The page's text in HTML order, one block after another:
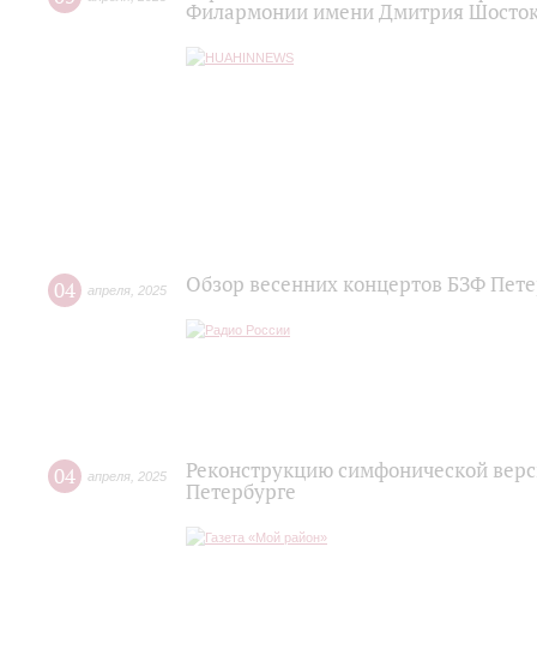
Филармонии имени Дмитрия
04 апреля 2025 Обзор весенних концертов БЗФ
04 апреля 2025
Реконструкцию симфонической
Петербурге